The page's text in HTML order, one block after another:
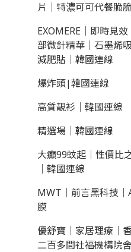
片｜特濃可可代餐脆脆
EXOMERE｜即時見
部微針精華｜石墨烯
減肥貼｜韓國連線
爆炸頭|韓國連線
高質靚衫｜韓國連線
精選場｜韓國連線
大癲99蚊起｜性價比
｜韓國連線
MWT｜前言黑科技｜
膜
優舒寶｜家居理療｜
二百多間社福機構院